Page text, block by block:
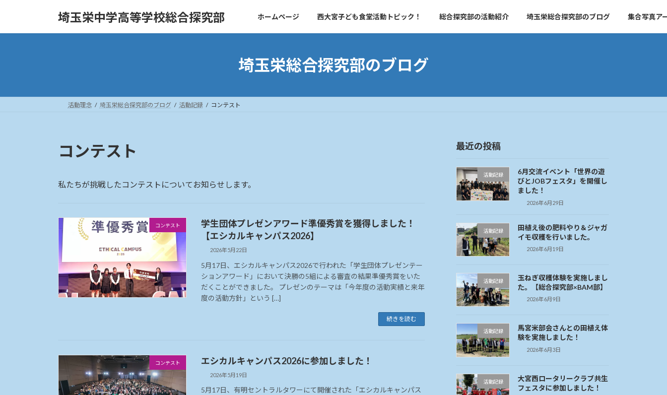
埼玉栄中学高等学校総合探究部 ホームページ 西大宮子ども食堂活動トピック！ 総合探究部の活動紹介 埼玉栄総合探究部のブログ 集合写真ア
埼玉栄総合探究部のブログ
活動理念 埼玉栄総合探究部のブログ 活動記録 コンテスト
コンテスト
私たちが挑戦したコンテストについてお知らせします。
コンテスト
学生団体プレゼンアワード準優秀賞を獲得しました！
【エシカルキャンパス2026】
2026年5月22日
5月17日、エシカルキャンパス2026で行われた「学生団体プレゼンテー
ションアワード」において決勝の5組による審査の結果準優秀賞をいた
だくことができました。 プレゼンのテーマは「今年度の活動実績と来年
度の活動方針」という […]
続きを読む
コンテスト エシカルキャンパス2026に参加しました！
2026年5月19日
5月17日、有明セントラルタワーにて開催された「エシカルキャンパス
最近の投稿
活動記録
6月交流イベント「世界の遊
びとJOBフェスタ」を開催し
ました！
2026年6月29日
活動記録
田植え後の肥料やり＆ジャガ
イモ収穫を行いました。
2026年6月19日
活動記録
玉ねぎ収穫体験を実施しまし
た。【総合探究部×BAM部】
2026年6月9日
活動記録
馬宮米部会さんとの田植え体
験を実施しました！
2026年6月3日
活動記録
大宮西ロータリークラブ共生
フェスタに参加しました！